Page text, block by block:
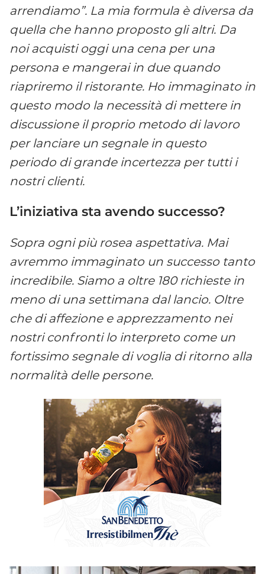
arrendiamo”. La mia formula èdiversa da
quella che hanno proposto gli altri. Da
noi acquisti oggi una cena per una
persona e mangerai in due quando
riapriremo il ristorante. Ho immaginato in
questo modo la necessità di mettere in
discussione il proprio metodo di lavoro
per lanciare un segnale in questo
periodo di grande incertezza per tutti i
nostri clienti.
L’iniziativa sta avendo successo?
Sopra ogni più rosea aspettativa. Mai
avremmo immaginato un successo tanto
incredibile. Siamo a oltre 180 richieste in
meno di una settimana dal lancio. Oltre
che di affezione e apprezzamento nei
nostri confronti lo interpreto come un
fortissimo segnale di voglia di ritorno alla
normalità delle persone.